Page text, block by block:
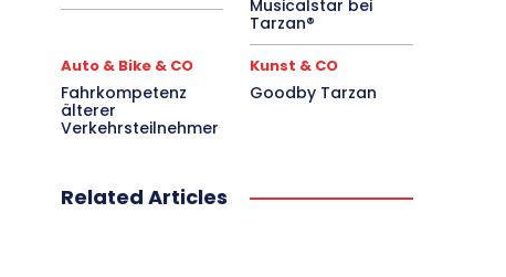
Musicalstar bei
Tarzan®
Auto & Bike & CO
Fahrkompetenz
älterer
Verkehrsteilnehmer
Kunst & CO
Goodby Tarzan
Related Articles